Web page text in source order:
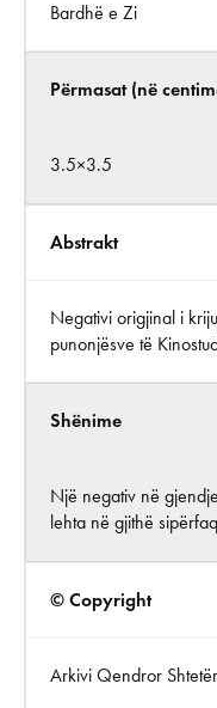
Bardhë e Zi
Përmasat (në
3.5×3.5
Abstrakt
Negativi origjinal i
punonjësve të
Shënime
Një negativ në
lehta në gjithë
© Copyright
Arkivi Qendror